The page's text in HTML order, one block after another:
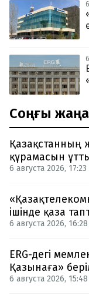
Соңғы
құрамасын
6 августа 2026, 17:23
ішінде қаза
6 августа 2026, 16:28
ERG-дегі
Қазынаға»
6 августа 2026, 15:48